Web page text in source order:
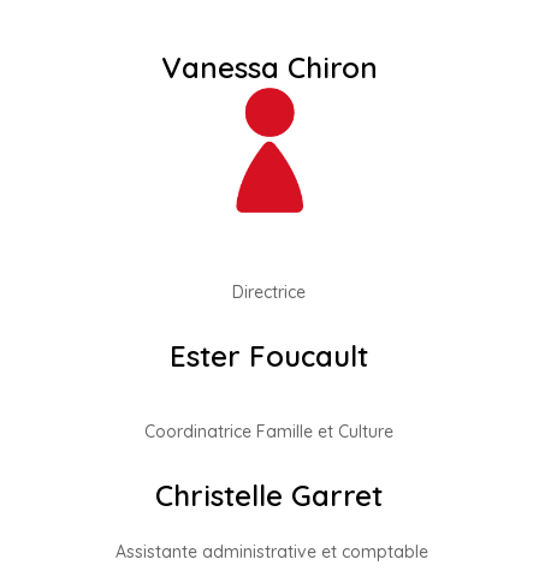
Vanessa Chiron
Directrice
Ester Foucault
Coordinatrice Famille et Culture
Christelle Garret
Assistante administrative et comptable